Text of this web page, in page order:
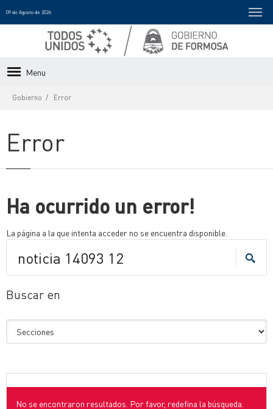
09 de Agosto de 2026
Menu
Gobierno Error
Error
Ha ocurrido un error!
La página a la que intenta acceder no se encuentra disponible.
Buscar en
No se encontraron resultados. Por favor, redefina la búsqueda.